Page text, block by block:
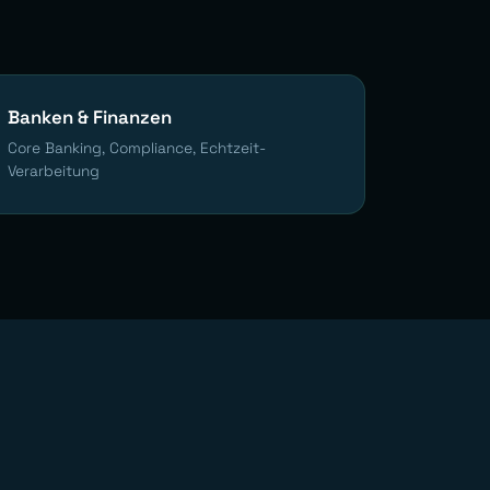
Banken & Finanzen
Core Banking, Compliance, Echtzeit-
Verarbeitung